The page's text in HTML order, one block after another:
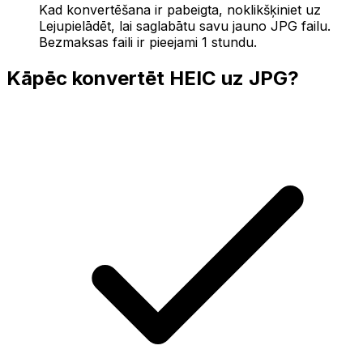
Kad konvertēšana ir pabeigta, noklikšķiniet uz
Lejupielādēt, lai saglabātu savu jauno JPG failu.
Bezmaksas faili ir pieejami 1 stundu.
Kāpēc konvertēt HEIC uz JPG?